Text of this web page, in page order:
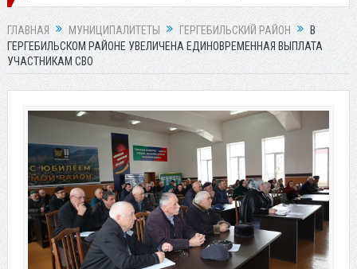
ГЛАВНАЯ МУНИЦИПАЛИТЕТЫ ГЕРГЕБИЛЬСКИЙ РАЙОН
В
ГЕРГЕБИЛЬСКОМ РАЙОНЕ УВЕЛИЧЕНА ЕДИНОВРЕМЕННАЯ ВЫПЛАТА
УЧАСТНИКАМ СВО